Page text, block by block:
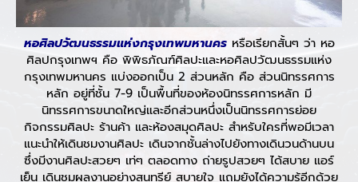
หอศิลปวัฒนธรรมแห่งกรุงเทพมหานครหรือเรียกสั้นๆ ว่า หอ
ศิลปกรุงเทพฯ คือ พิพิธภัณฑ์ศิลปะและหอศิลปวัฒนธรรมแห่ง
กรุงเทพมหานคร แบ่งออกเป็น 2 ส่วนหลัก คือ ส่วนนิทรรศการ
หลัก อยู่ที่ชั้น 7-9 เป็นพื้นที่ของห้องนิทรรศการหลัก มี
นิทรรศการขนาดใหญ่และอีกส่วนหนึ่งเป็นนิทรรศการย่อย
กิจกรรมศิลปะ ร้านค้า และห้องสมุดศิลปะ สำหรับใครที่พอมีเวลา
แนะนำให้เดินชมงานศิลปะ เดินจากชั้นล่างไปยังทางเดินวนด้านบน
ซึ่งมีงานศิลปะสวยๆ เท่ๆ ตลอดทาง ถ่ายรูปสวยๆ ได้สบาย แอร์
เย็น เดินชมผลงานอย่างสุนทรีย์ สบายใจ แถมยังได้ความรู้อีกด้วย